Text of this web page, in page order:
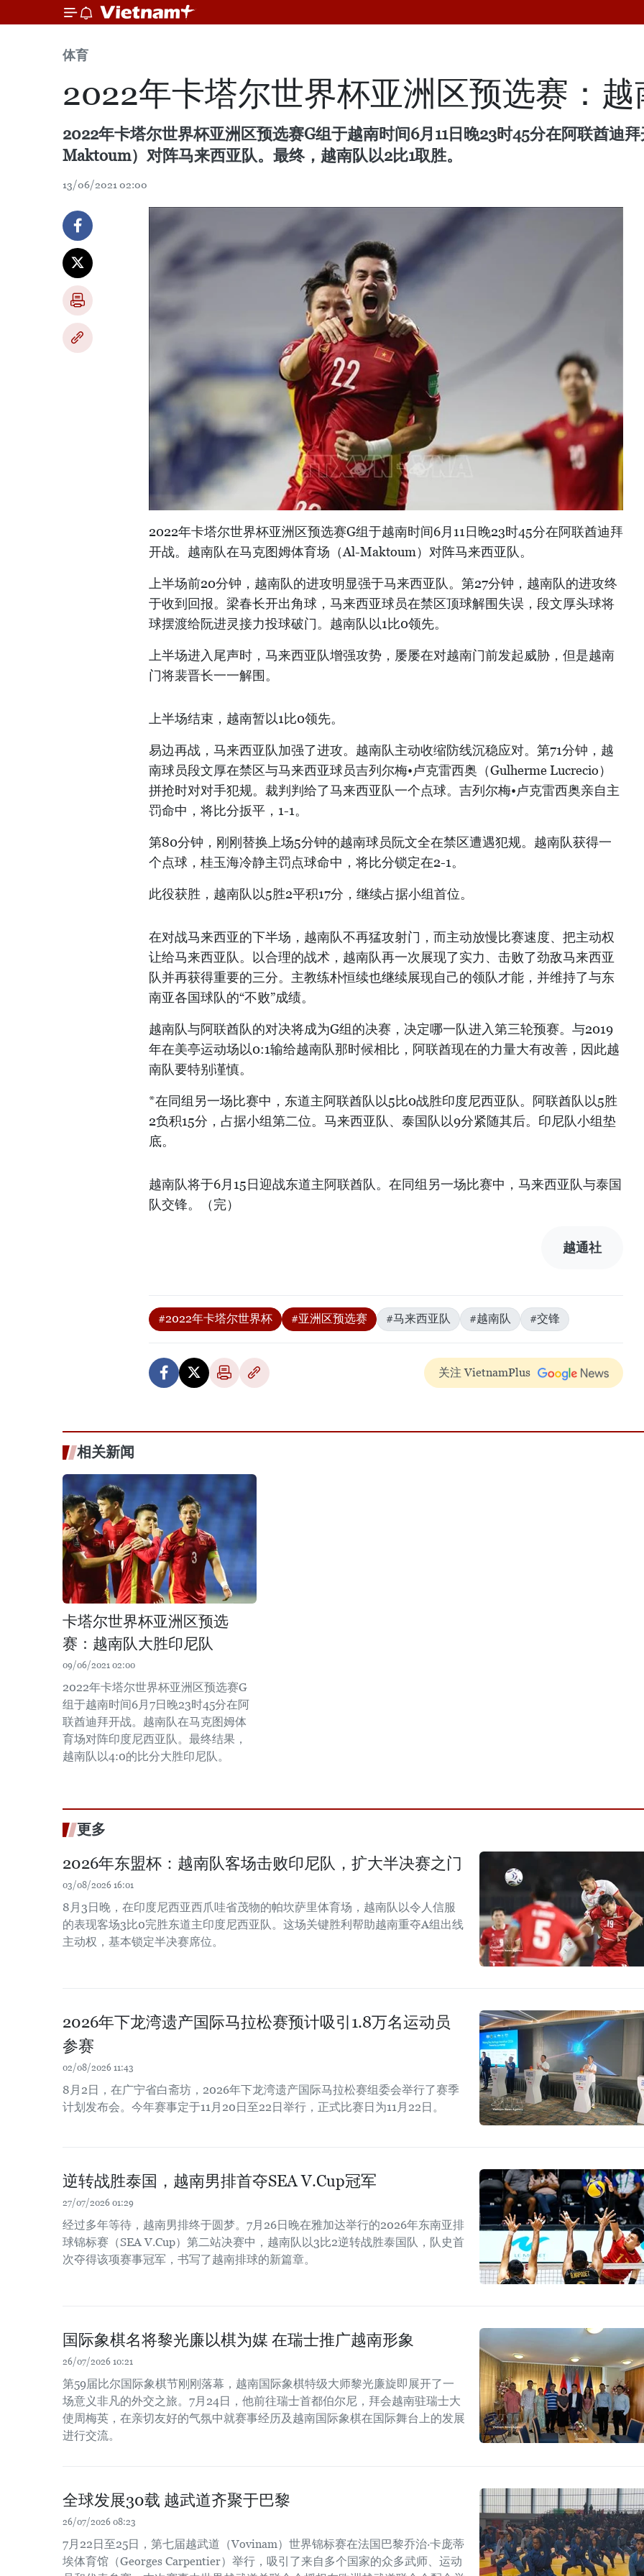
体育
2022年卡塔尔世界杯亚洲区预选赛：
2022年卡塔尔世界杯亚洲区预选赛G组于越南时间6月11日晚23时45分在阿联酋迪
Maktoum）对阵马来西亚队。最终，越南队以2比1取胜。
13/06/2021 02:00
2022年卡塔尔世界杯亚洲区预选赛G组于越南时间6月11日晚23时45分在阿联酋迪拜
开战。越南队在马克图姆体育场（Al-Maktoum）对阵马来西亚队。
上半场前20分钟，越南队的进攻明显强于马来西亚队。第27分钟，越南队的进攻终
于收到回报。梁春长开出角球，马来西亚球员在禁区顶球解围失误，段文厚头球将
球摆渡给阮进灵接力投球破门。越南队以1比0领先。
上半场进入尾声时，马来西亚队增强攻势，屡屡在对越南门前发起威胁，但是越南
门将裴晋长一一解围。
上半场结束，越南暂以1比0领先。
易边再战，马来西亚队加强了进攻。越南队主动收缩防线沉稳应对。第71分钟，越
南球员段文厚在禁区与马来西亚球员吉列尔梅•卢克雷西奥（Gulherme Lucrecio）
拼抢时对对手犯规。裁判判给了马来西亚队一个点球。吉列尔梅•卢克雷西奥亲自主
罚命中，将比分扳平，1-1。
第80分钟，刚刚替换上场5分钟的越南球员阮文全在禁区遭遇犯规。越南队获得一
个点球，桂玉海冷静主罚点球命中，将比分锁定在2-1。
此役获胜，越南队以5胜2平积17分，继续占据小组首位。
在对战马来西亚的下半场，越南队不再猛攻射门，而主动放慢比赛速度、把主动权
让给马来西亚队。以合理的战术，越南队再一次展现了实力、击败了劲敌马来西亚
队并再获得重要的三分。主教练朴恒续也继续展现自己的领队才能，并维持了与东
南亚各国球队的“不败”成绩。
越南队与阿联酋队的对决将成为G组的决赛，决定哪一队进入第三轮预赛。与2019
年在美亭运动场以0:1输给越南队那时候相比，阿联酋现在的力量大有改善，因此越
南队要特别谨慎。
*在同组另一场比赛中，东道主阿联酋队以5比0战胜印度尼西亚队。阿联酋队以5胜
2负积15分，占据小组第二位。马来西亚队、泰国队以9分紧随其后。印尼队小组垫
底。
越南队将于6月15日迎战东道主阿联酋队。在同组另一场比赛中，马来西亚队与泰国
队交锋。（完）
越通社
#2022年卡塔尔世界杯 #亚洲区预选赛 #马来西亚队 #越南队 #交锋
关注 VietnamPlus
相关新闻
卡塔尔世界杯亚洲区预选
赛：越南队大胜印尼队
09/06/2021 02:00
2022年卡塔尔世界杯亚洲区预选赛G
组于越南时间6月7日晚23时45分在阿
联酋迪拜开战。越南队在马克图姆体
育场对阵印度尼西亚队。最终结果，
越南队以4:0的比分大胜印尼队。
更多
2026年东盟杯：越南队客场击败印尼队，扩大半决赛之门
03/08/2026 16:01
8月3日晚，在印度尼西亚西爪哇省茂物的帕坎萨里体育场，越南队以令人信服
的表现客场3比0完胜东道主印度尼西亚队。这场关键胜利帮助越南重夺A组出线
主动权，基本锁定半决赛席位。
2026年下龙湾遗产国际马拉松赛预计吸引1.8万名运动员
参赛
02/08/2026 11:43
8月2日，在广宁省白斋坊，2026年下龙湾遗产国际马拉松赛组委会举行了赛季
计划发布会。今年赛事定于11月20日至22日举行，正式比赛日为11月22日。
逆转战胜泰国，越南男排首夺SEA V.Cup冠军
27/07/2026 01:29
经过多年等待，越南男排终于圆梦。7月26日晚在雅加达举行的2026年东南亚排
球锦标赛（SEA V.Cup）第二站决赛中，越南队以3比2逆转战胜泰国队，队史首
次夺得该项赛事冠军，书写了越南排球的新篇章。
国际象棋名将黎光廉以棋为媒 在瑞士推广越南形象
26/07/2026 10:21
第59届比尔国际象棋节刚刚落幕，越南国际象棋特级大师黎光廉旋即展开了一
场意义非凡的外交之旅。7月24日，他前往瑞士首都伯尔尼，拜会越南驻瑞士大
使周梅英，在亲切友好的气氛中就赛事经历及越南国际象棋在国际舞台上的发展
进行交流。
全球发展30载 越武道齐聚于巴黎
26/07/2026 08:23
7月22日至25日，第七届越武道（Vovinam）世界锦标赛在法国巴黎乔治·卡庞蒂
埃体育馆（Georges Carpentier）举行，吸引了来自多个国家的众多武师、运动